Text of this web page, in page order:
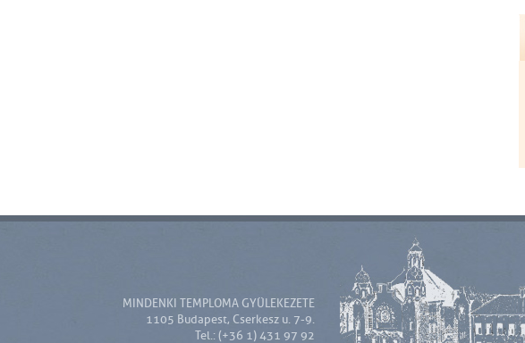
MINDENKI TEMPLOMA GYÜLEKEZETE
1105 Budapest, Cserkesz u. 7-9.
Tel.: (+36 1) 431 97 92